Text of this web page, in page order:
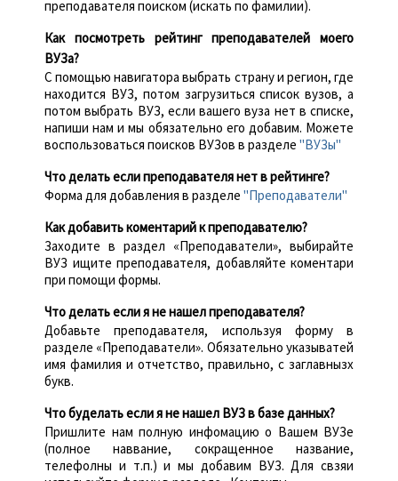
преподавателя поиском (искать по фамилии).
Как посмотреть рейтинг преподавателей моего
ВУЗа?
С помощью навигатора выбрать страну и регион, где
находится ВУЗ, потом загрузиться список вузов, а
потом выбрать ВУЗ, если вашего вуза нет в списке,
напиши нам и мы обязательно его добавим. Можете
воспользоваться поисков ВУЗов в разделе "ВУЗы"
Что делать если преподавателя нет в рейтинге?
Форма для добавления в разделе "Преподаватели"
Как добавить коментарий к преподавателю?
Заходите в раздел «Преподаватели», выбирайте
ВУЗ ищите преподавателя, добавляйте коментари
при помощи формы.
Что делать если я не нашел преподавателя?
Добавьте преподавателя, используя форму в
разделе «Преподаватели». Обязательно указыватей
имя фамилия и отчетство, правильно, с заглавнызх
букв.
Что буделать если я не нашел ВУЗ в базе данных?
Пришлите нам полную инфомацию о Вашем ВУЗе
(полное наввание, сокращенное название,
телефолны и т.п.) и мы добавим ВУЗ. Для свзяи